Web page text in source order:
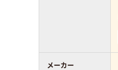
メーカー